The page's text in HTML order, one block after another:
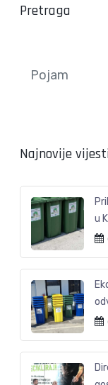
Pretraga
Najnovije
u